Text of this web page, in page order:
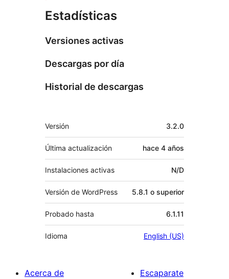
Estadísticas
Versiones activas
Descargas por día
Historial de descargas
Meta
Versión 3.2.0
Última actualización hace 4 años
Instalaciones activas N/D
Versión de WordPress 5.8.1 o superior
Probado hasta 6.1.11
Idioma English (US)
Acerca de
Escaparate